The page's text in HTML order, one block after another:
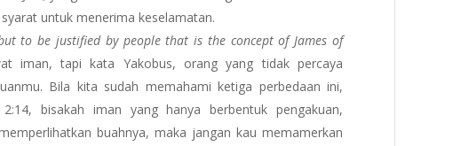
untuk menerima keselamatan.
to be justified by people that is the concept of James of
iman, tapi kata Yakobus, orang yang tidak percaya
Bila kita sudah memahami ketiga perbedaan ini,
bisakah iman yang hanya berbentuk pengakuan,
buahnya, maka jangan kau memamerkan